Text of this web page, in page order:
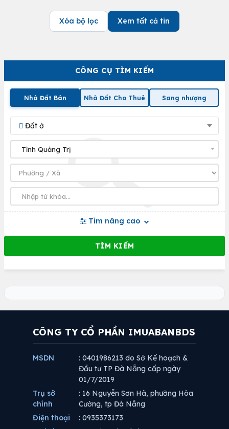
CÔNG CỤ TÌM KIẾM
Nhà Đất Bán Nhà Đất Cho Thuê Sang nhượng
Đất ở
Tìm nâng cao
Xóa bộ lọc Xem tất cả tin
CÔNG TY CỔ PHẦN IMUABANBDS
MSDN
: 0401986213 do Sở Kế hoạch &
Đầu tư TP Đà Nẵng cấp ngày
01/7/2019
Trụ sở
chính
: 16 Nguyễn Sơn Hà, phường Hòa
Cường, tp Đà Nẵng
Điện thoại
: 0935373173